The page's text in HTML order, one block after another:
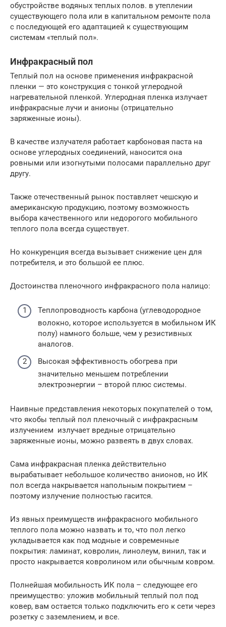
обустройстве водяных теплых полов. в утеплении
существующего пола или в капитальном ремонте пола
с последующей его адаптацией к существующим
системам «теплый пол».
Инфракрасный пол
Теплый пол на основе применения инфракрасной
пленки — это конструкция с тонкой углеродной
нагревательной пленкой. Углеродная пленка излучает
инфракрасные лучи и анионы (отрицательно
заряженные ионы).
В качестве излучателя работает карбоновая паста на
основе углеродных соединений, наносится она
ровными или изогнутыми полосами параллельно друг
другу.
Также отечественный рынок поставляет чешскую и
американскую продукцию, поэтому возможность
выбора качественного или недорогого мобильного
теплого пола всегда существует.
Но конкуренция всегда вызывает снижение цен для
потребителя, и это большой ее плюс.
Достоинства пленочного инфракрасного пола налицо:
Теплопроводность карбона (углеводородное
волокно, которое используется в мобильном ИК
полу) намного больше, чем у резистивных
аналогов.
Высокая эффективность обогрева при
значительно меньшем потреблении
электроэнергии – второй плюс системы.
Наивные представления некоторых покупателей о том,
что якобы теплый пол пленочный с инфракрасным
излучением излучает вредные отрицательно
заряженные ионы, можно развеять в двух словах.
Сама инфракрасная пленка действительно
вырабатывает небольшое количество анионов, но ИК
пол всегда накрывается напольным покрытием –
поэтому излучение полностью гасится.
Из явных преимуществ инфракрасного мобильного
теплого пола можно назвать и то, что пол легко
укладывается как под модные и современные
покрытия: ламинат, ковролин, линолеум, винил, так и
просто накрывается ковролином или обычным ковром.
Полнейшая мобильность ИК пола – следующее его
преимущество: уложив мобильный теплый пол под
ковер, вам остается только подключить его к сети через
розетку с заземлением, и все.